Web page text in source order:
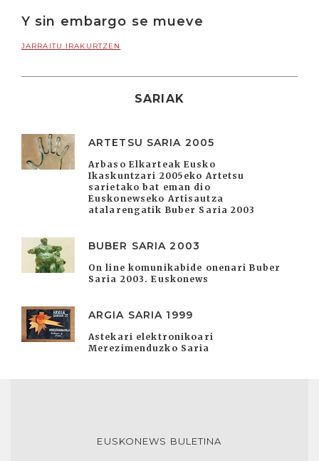
Y sin embargo se mueve
JARRAITU IRAKURTZEN
SARIAK
ARTETSU SARIA 2005
Arbaso Elkarteak Eusko
Ikaskuntzari 2005eko Artetsu
sarietako bat eman dio
Euskonewseko Artisautza
atalarengatik Buber Saria 2003
BUBER SARIA 2003
On line komunikabide onenari Buber
Saria 2003. Euskonews
ARGIA SARIA 1999
Astekari elektronikoari
Merezimenduzko Saria
EUSKONEWS BULETINA